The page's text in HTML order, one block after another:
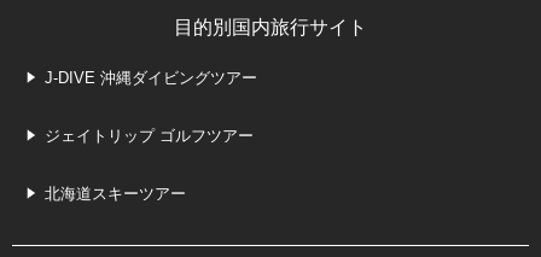
目的別国内旅行サイト
J-DIVE 沖縄ダイビングツアー
ジェイトリップ ゴルフツアー
北海道スキーツアー